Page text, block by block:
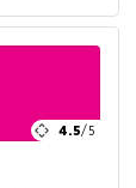
4.5/5